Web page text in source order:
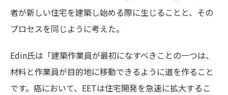
者が新しい住宅を建築し始める際に生じることと、その
プロセスを同じように考えた。
Edin氏は「建築作業員が最初になすべきことの一つは、
材料と作業員が目的地に移動できるように道を作ること
です。癌において、EETは住宅開発を急速に拡大するこ